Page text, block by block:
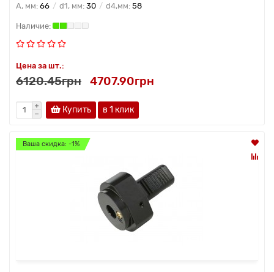
A, мм: 66 d1, мм: 30 d4,мм: 58
Цена за шт.:
6120.45грн 4707.90грн
Купить в 1 клик
Ваша скидка: -1%